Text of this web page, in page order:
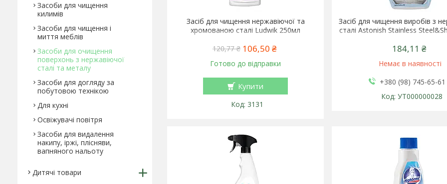
Засіб для чищення нержавіючої та
хромованою сталі Ludwik 250мл
120,77 ₴ 106,50 ₴
Готово до відправки
Купити
3131
Засіб для чищення виробів з
сталі Astonish Stainless
184,11 ₴
Немає в наявності
+380 (98) 745-65-61
УТ000000028
Засоби для чищення
килимів
Засоби для чищення і
миття меблів
Засоби для очищення
поверхонь з нержавіючої
сталі та металу
Засоби для догляду за
побутовою технікою
Для кухні
Освіжувачі повітря
Засоби для видалення
накипу, іржі, плісняви,
вапняного нальоту
Дитячі товари